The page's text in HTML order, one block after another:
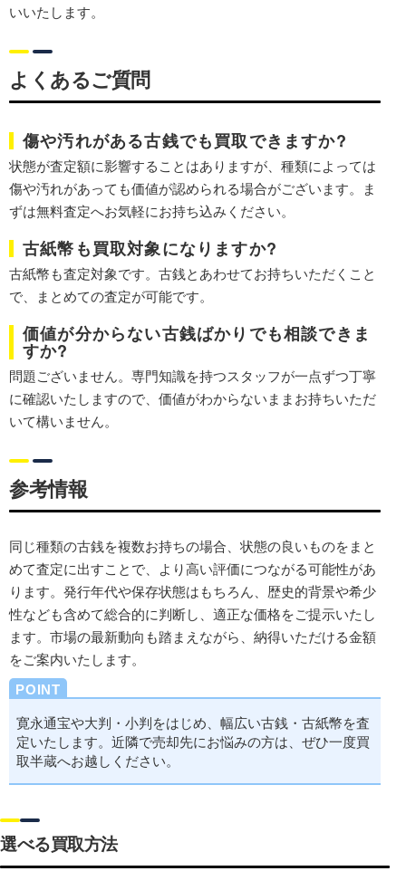
いいたします。
よくあるご質問
傷や汚れがある古銭でも買取できますか?
状態が査定額に影響することはありますが、種類によっては
傷や汚れがあっても価値が認められる場合がございます。ま
ずは無料査定へお気軽にお持ち込みください。
古紙幣も買取対象になりますか?
古紙幣も査定対象です。古銭とあわせてお持ちいただくこと
で、まとめての査定が可能です。
価値が分からない古銭ばかりでも相談できま
すか?
問題ございません。専門知識を持つスタッフが一点ずつ丁寧
に確認いたしますので、価値がわからないままお持ちいただ
いて構いません。
参考情報
同じ種類の古銭を複数お持ちの場合、 状態の良いものをまと
めて査定に出すことで、より高い評価につながる可能性があ
ります。発行年代や保存状態はもちろん、 歴史的背景や希少
性なども含めて総合的に判断し、適正な価格をご提示いたし
ます。市場の最新動向も踏まえながら、納得いただける金額
をご案内いたします。
寛永通宝や大判・小判をはじめ、幅広い古銭・古紙幣を査
定いたします。近隣で売却先にお悩みの方は、ぜひ一度買
取半蔵へお越しください。
選べる買取方法